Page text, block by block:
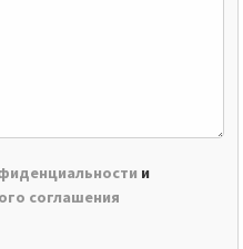
и
соглашения